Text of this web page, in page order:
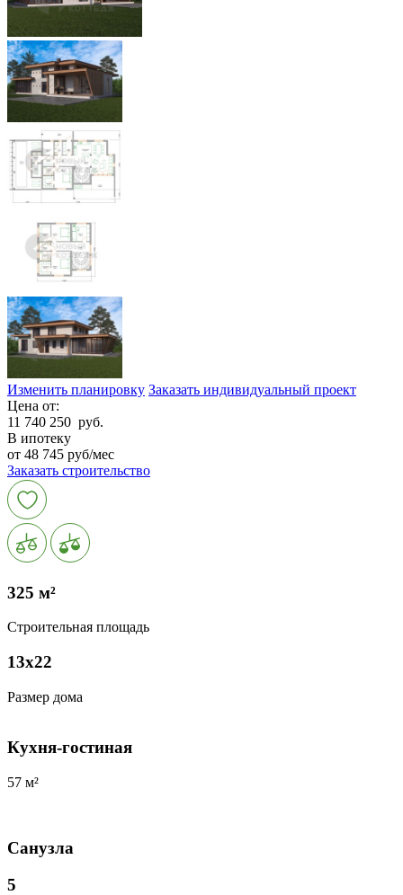
Изменить планировку Заказать индивидуальный проект
Цена от:
11 740 250 руб.
В ипотеку
от 48 745 руб/мес
Заказать строительство
325 м²
Строительная площадь
13х22
Размер дома
Кухня-гостиная
57 м²
Санузла
5